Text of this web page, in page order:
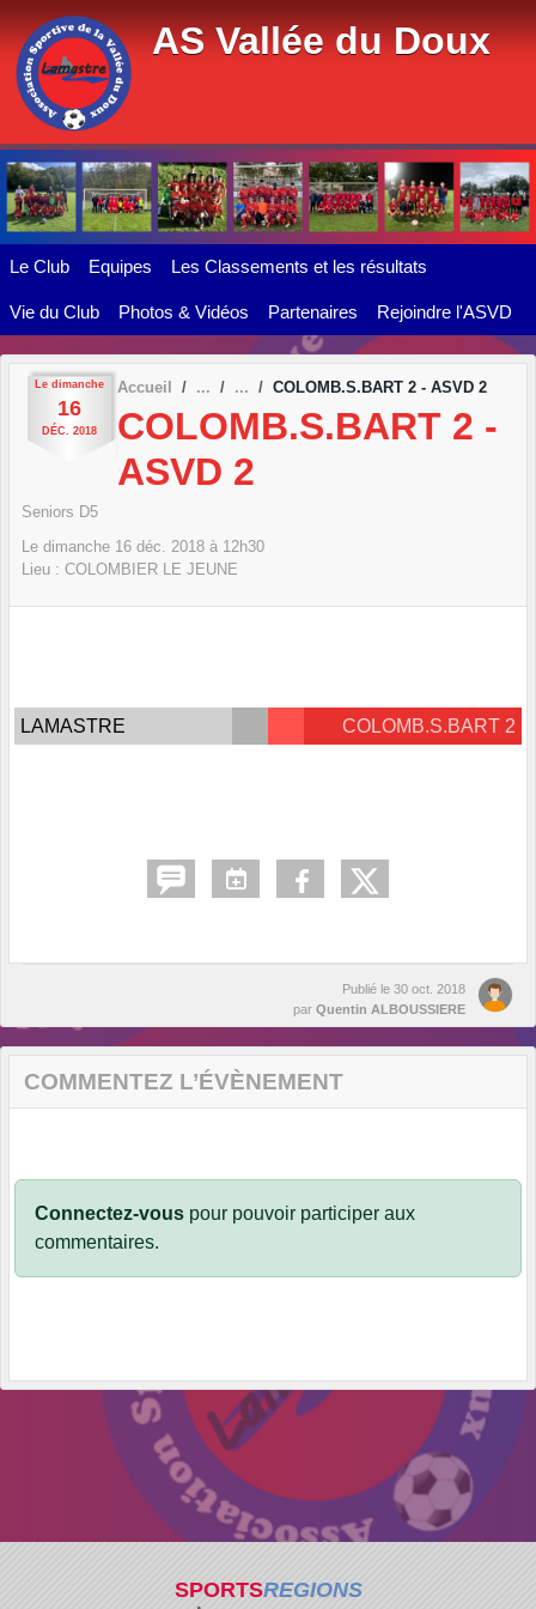
AS Vallée du Doux
Le Club Equipes Les Classements et les résultats
Vie du Club Photos & Vidéos Partenaires Rejoindre l'ASVD
Le dimanche
16
DÉC. 2018
Accueil COLOMB.S.BART 2 - ASVD 2
COLOMB.S.BART 2 -
ASVD 2
Seniors D5
Le dimanche 16 déc. 2018 à 12h30
Lieu : COLOMBIER LE JEUNE
LAMASTRE COLOMB.S.BART 2
Publié le 30 oct. 2018
par Quentin ALBOUSSIERE
COMMENTEZ L’ÉVÈNEMENT
Connectez-vous pour pouvoir participer aux
commentaires.
SPORTSREGIONS
Panneau de gestion des cookies